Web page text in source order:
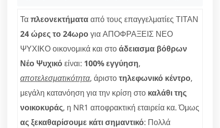
Ταπλεονεκτήματααπό τους επαγγελματίες ΤΙΤΑΝ
24 ώρες το 24ωρογια ΑΠΟΦΡΑΞΕΙΣ ΝΕΟ
ΨΥΧΙΚΟ οικονομικά και στοάδειασμα βόθρων
Νέο Ψυχικόείναι: 100% εγγύηση,
αποτελεσματικότητα, άριστοτηλεφωνικό κέντρο,
μεγάλη κατανόηση για την κρίση στο καλάθι της
νοικοκυράς, η NR1 αποφρακτική εταιρεία κα. Όμως
ας ξεκαθαρίσουμε κάτι σημαντικό: Πολλά